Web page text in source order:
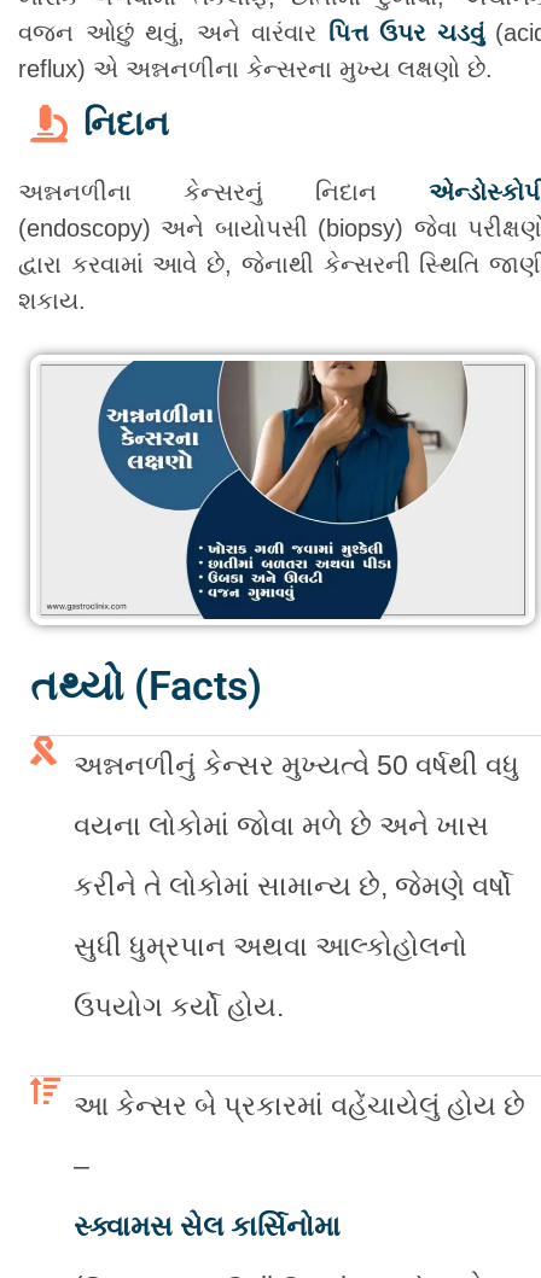
વજન ઓછું થવું, અને વારંવાર પિત્ત ઉપર ચડવું
reflux) એ અન્નનળીના કેન્સરના મુખ્ય લક્ષણો છે.
નિદાન
અન્નનળીના કેન્સરનું નિદાન
(endoscopy) અને બાયોપસી (biopsy) જેવા
દ્વારા કરવામાં આવે છે, જેનાથી કેન્સરની સ્થિતિ
શકાય.
તથ્યો (Facts)
અન્નનળીનું કેન્સર મુખ્યત્વે 50 વર્ષથી વધુ
વયના લોકોમાં જોવા મળે છે અને ખાસ
કરીને તે લોકોમાં સામાન્ય છે, જેમણે વર્ષો
સુધી ધુમ્રપાન અથવા આલ્કોહોલનો
ઉપયોગ કર્યો હોય.
આ કેન્સર બે પ્રકારમાં વહેંચાયેલું હોય છે
–
સ્ક્વામસ સેલ કાર્સિનોમા